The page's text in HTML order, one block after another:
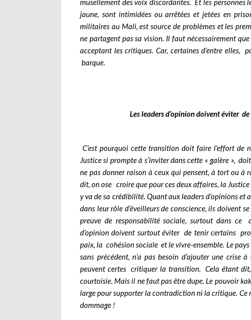
jaune, sont intimidées ou arrêtées et jetées en
militaires au Mali, est source de problèmes et les
ne partagent pas sa vision. Il faut nécessairement
acceptant les critiques. Car, certaines d’entre
barque.
Les leaders d’opinion doivent éviter
C’est pourquoi cette transition doit faire l’effort de
Justice si prompte à s’inviter dans cette « galère »,
ne pas donner raison à ceux qui pensent, à tort ou
dit, on ose croire que pour ces deux affaires, la
y va de sa crédibilité. Quant aux leaders d’opinions et
dans leur rôle d’éveilleurs de conscience, ils doivent
preuve de responsabilité sociale, surtout dans ce
d’opinion doivent surtout éviter de tenir certains
paix, la cohésion sociale et le vivre-ensemble. Le
sans précédent, n’a pas besoin d’ajouter une
peuvent certes critiquer la transition. Cela étant
courtoisie. Mais il ne faut pas être dupe. Le pouvoir
large pour supporter la contradiction ni la critique. Ce
dommage !